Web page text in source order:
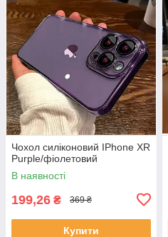
Чохол силіконовий IPhone XR
Purple/фіолетовий
В наявності
199,26 ₴ 369 ₴
Купити